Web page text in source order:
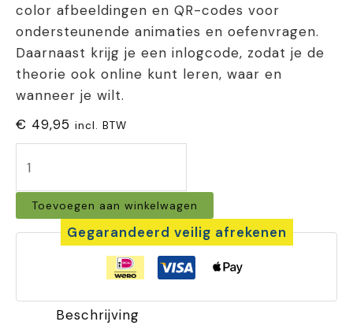
color afbeeldingen en QR-codes voor
ondersteunende animaties en oefenvragen.
Daarnaast krijg je een inlogcode, zodat je de
theorie ook online kunt leren, waar en
wanneer je wilt.
€ 49,95 incl. BTW
Edudrive
aantal
Toevoegen aan winkelwagen
Gegarandeerd veilig afrekenen
Beschrijving